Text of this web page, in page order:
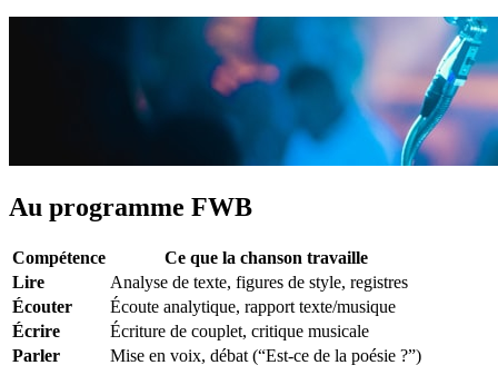
Au programme FWB
Compétence
Ce que la chanson travaille
Lire
Analyse de texte, figures de style, registres
Écouter
Écoute analytique, rapport texte/musique
Écrire
Écriture de couplet, critique musicale
Parler
Mise en voix, débat (“Est-ce de la poésie ?”)